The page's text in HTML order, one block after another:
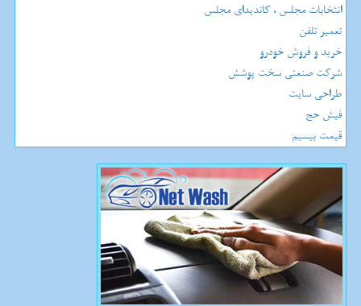
انتخابات مجلس ، کاندیدای مجلس
تعمیر تلفن
خرید و فروش خودرو
شرکت صنعتی سخت پوشش
طراحی سایت
فیش حج
قیمت بیسیم